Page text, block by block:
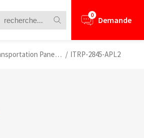
0 Demande
EN50155 Transportation Panel PCs / ITRP-2845-APL2